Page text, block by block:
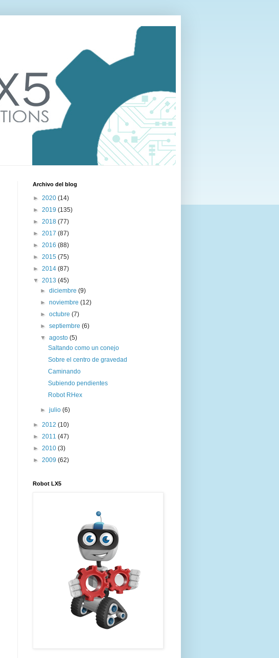
Archivo del blog
► 2020 (14)
► 2019 (135)
► 2018 (77)
► 2017 (87)
► 2016 (88)
► 2015 (75)
► 2014 (87)
▼ 2013 (45)
►diciembre(9)
►noviembre(12)
►octubre(7)
►septiembre(6)
▼agosto(5)
Saltando como un conejo
Sobre el centro de gravedad
Caminando
Subiendo pendientes
Robot RHex
►julio(6)
► 2012 (10)
► 2011 (47)
► 2010 (3)
► 2009 (62)
Robot LX5